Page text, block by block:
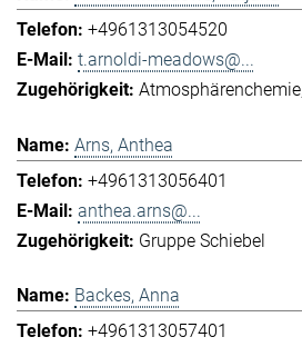
+4961313054520
t.arnoldi-meadows@...
Atmosphärenchemie
Arns, Anthea
+4961313056401
anthea.arns@...
Gruppe Schiebel
Backes, Anna
+4961313057401